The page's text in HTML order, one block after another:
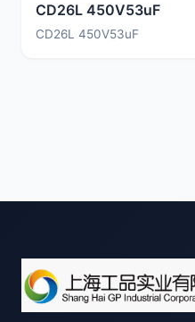
CD26L 450V53uF
CD26L 450V53uF